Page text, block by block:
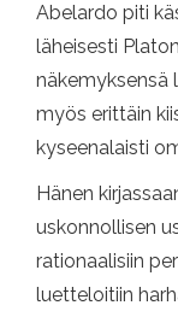
Abelardo piti
läheisesti
näkemyksensä
myös erittäin
kyseenalaisti
Hänen
uskonnollisen
rationaalisiin
luetteloitiin